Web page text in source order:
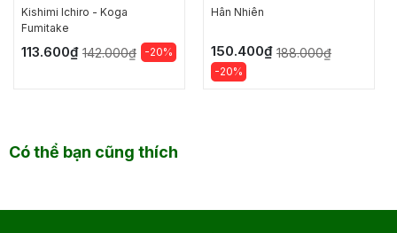
Kishimi lchiro - Koga
Fumitake
113.600₫ 142.000₫ -20%
Hân Nhiên
150.400₫ 188.000₫
-20%
Có thể bạn cũng thích